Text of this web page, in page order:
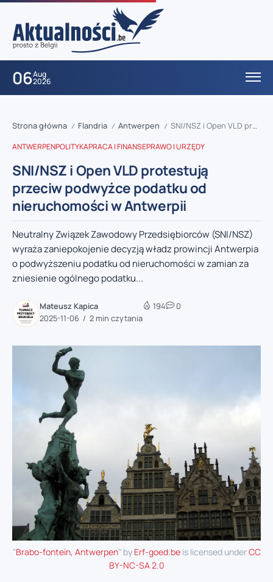
06Aug
2026
Strona główna / Flandria / Antwerpen / SNI/NSZ i Open VLD protestują przeciw podwyżce podatku od nieruchomości w Antwerpii
ANTWERPENPOLITYKAPRACA I FINANSEPRAWO I URZĘDY
SNI/NSZ i Open VLD protestują
przeciw podwyżce podatku od
nieruchomości w Antwerpii
Neutralny Związek Zawodowy Przedsiębiorców (SNI/NSZ)
wyraża zaniepokojenie decyzją władz prowincji Antwerpia
o podwyższeniu podatku od nieruchomości w zamian za
zniesienie ogólnego podatku...
Mateusz Kapica
2025-11-06
2 min czytania
194 0
"Brabo-fontein, Antwerpen" by Erf-goed.beis licensed underCC
BY-NC-SA 2.0